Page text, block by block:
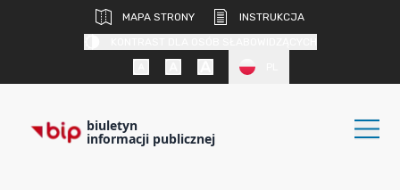
MAPA STRONY
INSTRUKCJA
biuletyn
informacji publicznej